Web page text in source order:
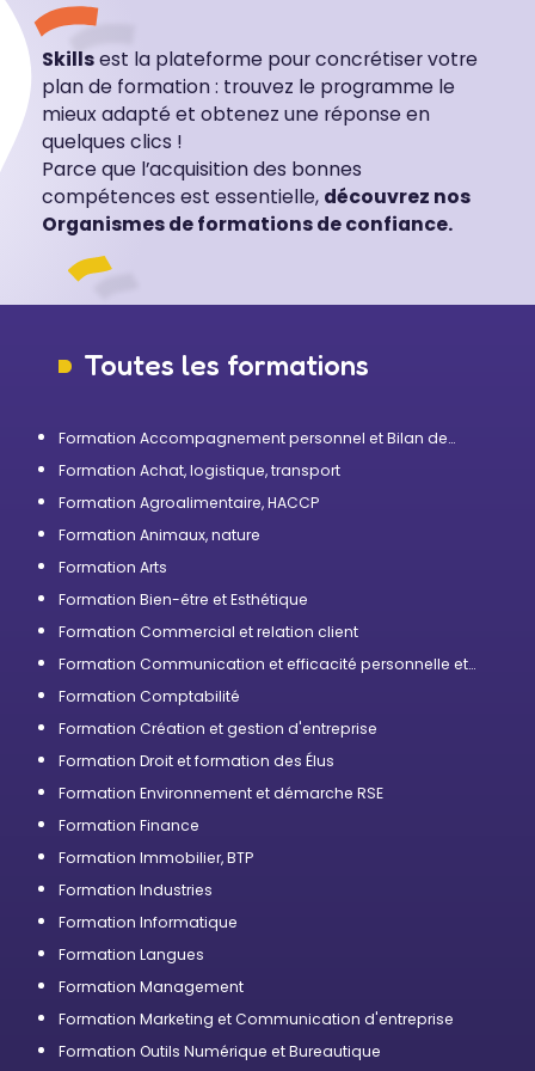
Skillsest la plateforme pour concrétiser votre
plan de formation : trouvez le programme le
mieux adapté et obtenez une réponse en
quelques clics !
Parce que l’acquisition des bonnes
compétences est essentielle, découvrez nos
Organismes de formations de confiance.
Toutes les formations
Formation Accompagnement personnel et Bilan de
Formation Achat, logistique, transport
Formation Agroalimentaire, HACCP
Formation Animaux, nature
Formation Arts
Formation Bien-être et Esthétique
Formation Commercial et relation client
Formation Communication et efficacité personnelle et
Formation Comptabilité
Formation Création et gestion d'entreprise
Formation Droit et formation des Élus
Formation Environnement et démarche RSE
Formation Finance
Formation Immobilier, BTP
Formation Industries
Formation Informatique
Formation Langues
Formation Management
Formation Marketing et Communication d'entreprise
Formation Outils Numérique et Bureautique